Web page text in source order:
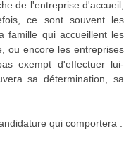
de l'entreprise d'accueil,
ce sont souvent les
famille qui accueillent les
ou encore les entreprises
exempt d'effectuer lui-
sa détermination, sa
qui comportera :